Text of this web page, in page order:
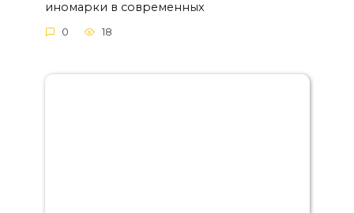
иномарки в современных
0 18